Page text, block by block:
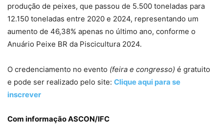
produção de peixes, que passou de 5.500 toneladas para
12.150 toneladas entre 2020 e 2024, representando um
aumento de 46,38% apenas no último ano, conforme o
Anuário Peixe BR da Piscicultura 2024.
O credenciamento no evento (feira e congresso) é gratuito
e pode ser realizado pelo site: Clique aqui para se
inscrever
Com informação ASCON/IFC